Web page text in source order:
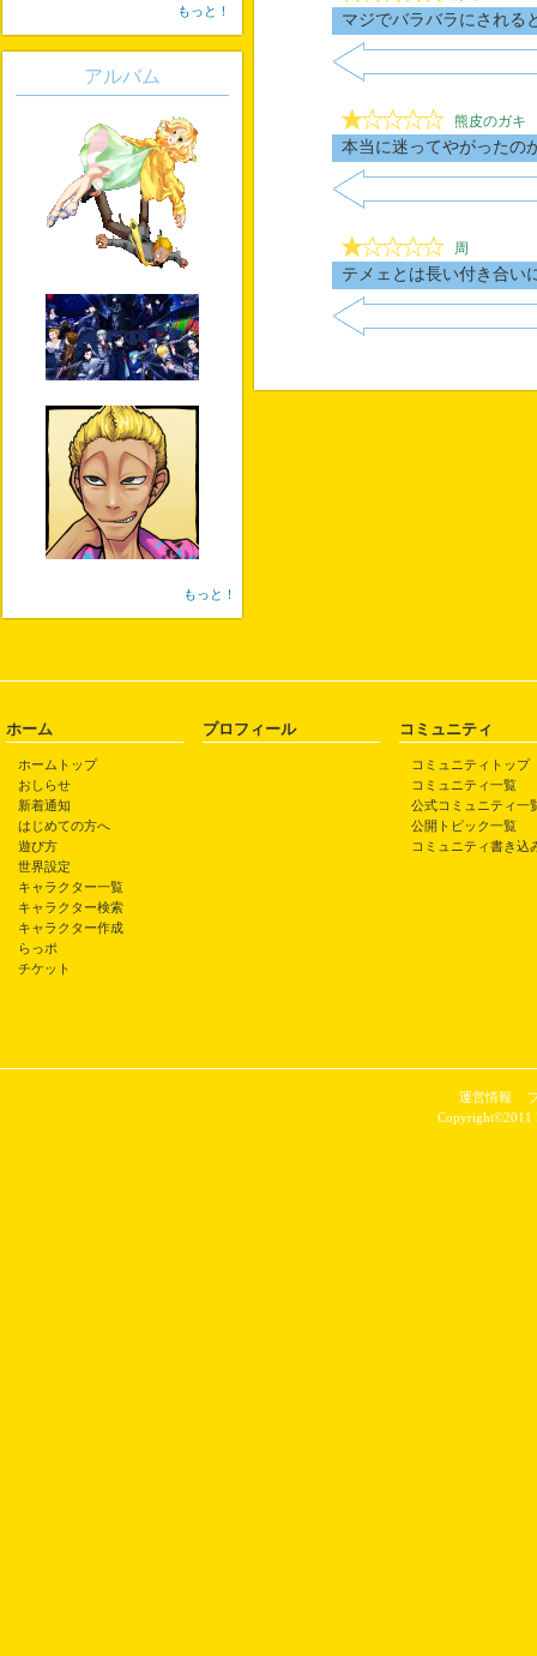
マジでバラバラにされる
熊皮のガキ
本当に迷ってやがったの
周
テメェとは長い付き合い
もっと！
アルバム
もっと！
ホーム
ホームトップ
おしらせ
新着通知
はじめての方へ
遊び方
世界設定
キャラクター一覧
キャラクター検索
キャラクター作成
らっポ
チケット
プロフィール コミュニティ
コミュニティトップ
コミュニティ一覧
公式コミュニティ一
公開トピック一覧
コミュニティ書き込
運営情報
Copyright©2011